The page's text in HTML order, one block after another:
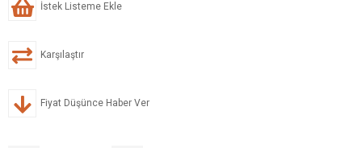
İstek Listeme Ekle
Karşılaştır
Fiyat Düşünce Haber Ver